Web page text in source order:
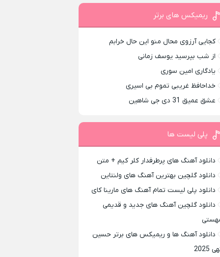
ریمیکس های برتر
کجایی آرزوی محال منو این حال خرابم
از شب بپرسید یوسف زمانی
یادگاری امین سوری
خداحافظ غریبی تموم بی اسیری
عشق عمیق 31 دی جی شاهین
پلی لیست ها
دانلود آهنگ های پرطرفدار کلر کیم + متن
دانلود گلچین بهترین آهنگ های ولنتاین
دانلود پلی لیست تمام آهنگ های مارینا کای
دانلود گلچین آهنگ های جدید و قدیمی
دانلود آهنگ ها و ریمیکس های برتر حسین
2025